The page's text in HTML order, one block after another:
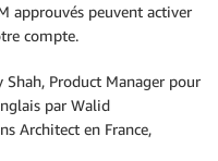
approuvés peuvent activer
compte.
Product Manager pour
par Walid
Architect en France,